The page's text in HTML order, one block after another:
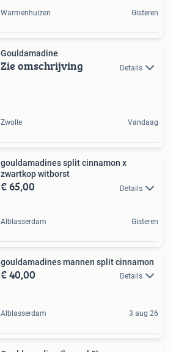
Warmenhuizen Gisteren
Gouldamadine
Zie omschrijving Details
Zwolle Vandaag
gouldamadines split cinnamon x
zwartkop witborst
€ 65,00 Details
Alblasserdam Gisteren
gouldamadines mannen split cinnamon
€ 40,00 Details
Alblasserdam 3 aug 26